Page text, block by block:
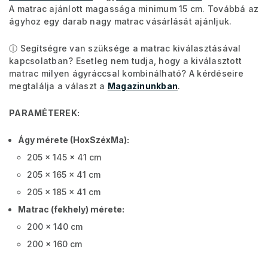
A matrac ajánlott magassága minimum 15 cm. Továbbá az
ágyhoz egy darab nagy matrac vásárlását ajánljuk.
ⓘ Segítségre van szüksége a matrac kiválasztásával
kapcsolatban? Esetleg nem tudja, hogy a kiválasztott
matrac milyen ágyráccsal kombinálható? A kérdéseire
megtalálja a választ a Magazinunkban.
PARAMÉTEREK:
Ágy mérete (HoxSzéxMa):
205 x 145 x 41 cm
205 x 165 x 41 cm
205 x 185 x 41 cm
Matrac (fekhely) mérete:
200 x 140 cm
200 x 160 cm